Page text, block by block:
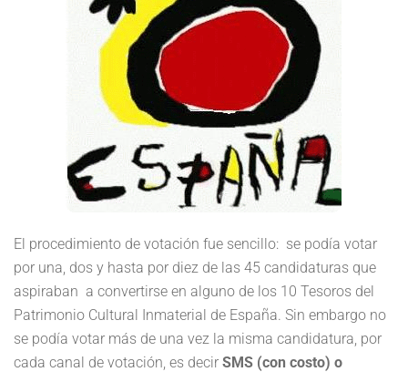
El procedimiento de votación fue sencillo: se podía votar
por una, dos y hasta por diez de las 45 candidaturas que
aspiraban a convertirse en alguno de los 10 Tesoros del
Patrimonio Cultural Inmaterial de España. Sin embargo no
se podía votar más de una vez la misma candidatura, por
cada canal de votación, es decir SMS (con costo) o